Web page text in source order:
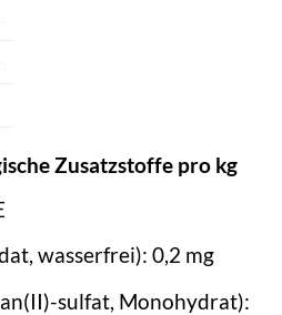
Zusatzstoffe pro kg
wasserfrei): 0,2 mg
sulfat, Monohydrat):